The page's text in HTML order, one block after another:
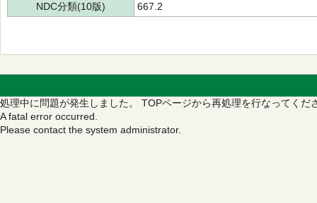
NDC分類(10版)
667.2
処理中に問題が発生しました。 TOPページから再処理を行なってくだ
A fatal error occurred.
Please contact the system administrator.